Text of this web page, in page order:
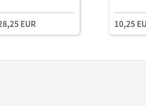
EUR 10,25